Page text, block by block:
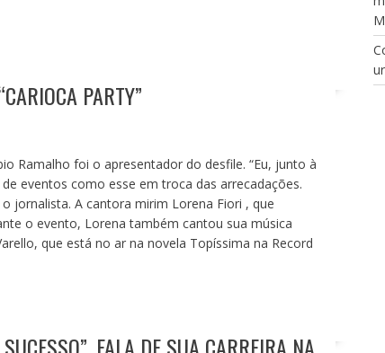
PARTY”
Ramalho foi o apresentador do desfile. “Eu, junto à
eventos como esse em troca das arrecadações.
jornalista. A cantora mirim Lorena Fiori , que
o evento, Lorena também cantou sua música
que está no ar na novela Topíssima na Record
FALA DE SUA CARREIRA NA